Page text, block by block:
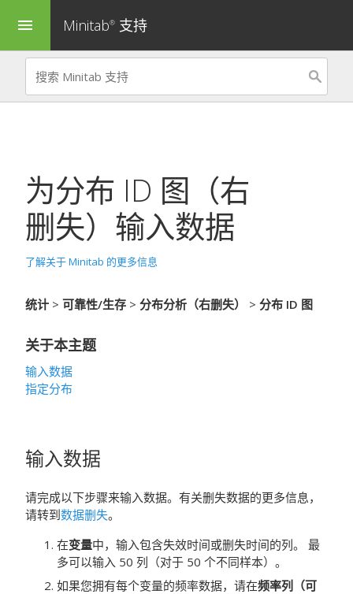
menu Minitab® 支持
为分布 ID 图（右
删失） 输入数据
了解关于 Minitab 的更多信息
统计 > 可靠性/生存 > 分布分析（右删失） > 分布 ID 图
关于本主题
输入数据
指定分布
输入数据
请完成以下步骤来输入数据。有关删失数据的更多信息，
请转到数据删失。
在变量中，输入包含失效时间或删失时间的列。
最
多可以输入 50 列（对于 50 个不同样本）。
如果您拥有每个变量的频率数据，请在频率列（可